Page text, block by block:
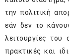
την πολιτική
εάν δεν το
λειτουργίες του
πρακτικές και